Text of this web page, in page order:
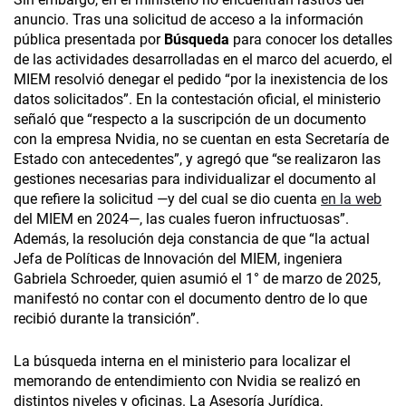
anuncio. Tras una solicitud de acceso a la información
pública presentada por Búsqueda para conocer los detalles
de las actividades desarrolladas en el marco del acuerdo, el
MIEM resolvió denegar el pedido “por la inexistencia de los
datos solicitados”. En la contestación oficial, el ministerio
señaló que “respecto a la suscripción de un documento
con la empresa Nvidia, no se cuentan en esta Secretaría de
Estado con antecedentes”, y agregó que “se realizaron las
gestiones necesarias para individualizar el documento al
que refiere la solicitud —y del cual se dio cuenta en la web
del MIEM en 2024—, las cuales fueron infructuosas”.
Además, la resolución deja constancia de que “la actual
Jefa de Políticas de Innovación del MIEM, ingeniera
Gabriela Schroeder, quien asumió el 1° de marzo de 2025,
manifestó no contar con el documento dentro de lo que
recibió durante la transición”.
La búsqueda interna en el ministerio para localizar el
memorando de entendimiento con Nvidia se realizó en
distintos niveles y oficinas. La Asesoría Jurídica,